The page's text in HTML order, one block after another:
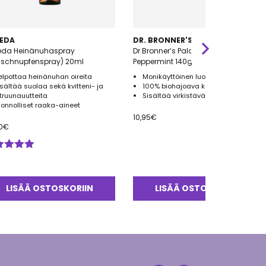
Heinänuhaspray
20ml
heinänuhan oireita
suolaa sekä kvitteni- ja
raaka-aineet
€
/ 5
LISÄÄ OSTOSKORIIN
DR. BRONNER'S
Dr.Bronner’s Palasaippua
Peppermint 140g
Monikäyttöinen luomu palasaippua
100% biohajoava kääre
Sisältää virkistävää piparminttua
10,95€
LISÄÄ OSTOSKORIIN